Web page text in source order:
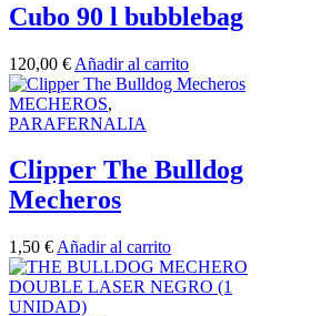
Cubo 90 l bubblebag
120,00 € Añadir al carrito
MECHEROS,
PARAFERNALIA
Clipper The Bulldog
Mecheros
1,50 € Añadir al carrito